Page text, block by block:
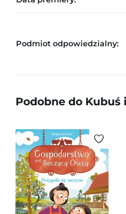
Podmiot odpowiedzialny:
Podobne do